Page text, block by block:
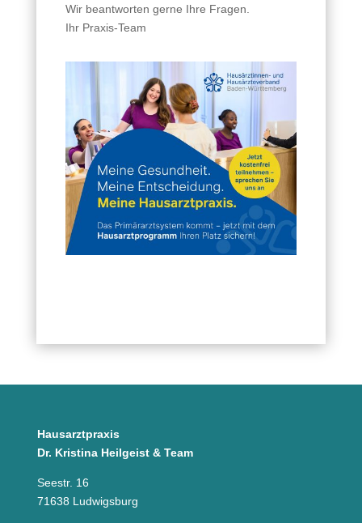
Wir beantworten gerne Ihre Fragen.
Ihr Praxis-Team
Hausarztpraxis
Dr. Kristina Heilgeist & Team
Seestr. 16
71638 Ludwigsburg